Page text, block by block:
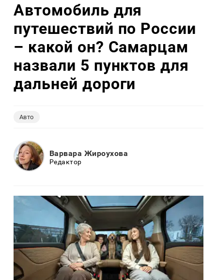
Автомобиль для
путешествий по России
– какой он? Самарцам
назвали 5 пунктов для
дальней дороги
Авто
Варвара Жироухова
Редактор